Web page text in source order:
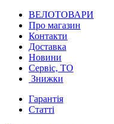
ВЕЛОТОВАРИ
Про магазин
Контакти
Доставка
Новини
Сервіс, ТО
Знижки
Гарантія
Статті